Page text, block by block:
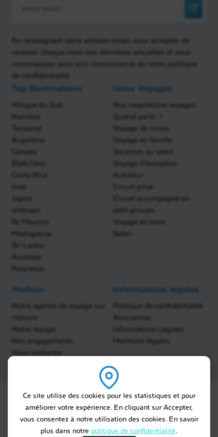
Ce site utilise des cookies pour les statistiques et pour
améliorer votre expérience. En cliquant sur Accepter,
vous consentez à notre utilisation des cookies. En savoir
plus dans notre politique de confidentialité.
En renseignant votre adresse email, vous acceptez de
recevoir chaque mois nos dernières actualités et vous
reconnaissez avoir pris connaissance de notre politique
de confidentialité
Top Destinations
Afrique du Sud
Namibie
Tanzanie
Argentine
Canada
États-Unis
Costa Rica
Inde
Japon
Vietnam
Île Maurice
Madagascar
Sri Lanka
Australie
Polynésie
Idées Voyages
Nos inspirations voyages
Quand partir ?
Voyage de noces
Voyage en famille
Vacances au soleil
Voyage d'exception
Autotour
Circuit privé
Circuit accompagné en
petit groupe
Voyage en train
Safari
Meltour
Notre agence de voyage sur
mesure
Notre équipe
Nos engagements
Nous contacter
Informations légales
Politique de confidentialité
Assurances
Informations Légales
Mentions légales